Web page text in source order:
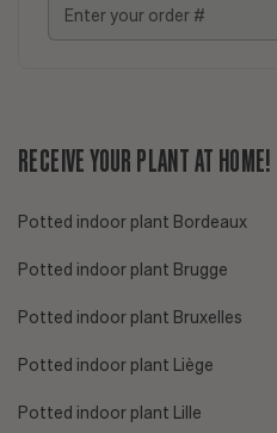
RECEIVE YOUR PLANT AT HOME!
Potted indoor plant Bordeaux
Potted indoor plant Brugge
Potted indoor plant Bruxelles
Potted indoor plant Liège
Potted indoor plant Lille